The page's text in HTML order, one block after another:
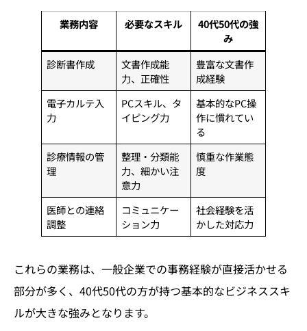
業務内容 必要なスキル
40代50代の強
み
診断書作成
文書作成能
力、正確性
豊富な文書作
成経験
電子カルテ入
力
PCスキル、タ
イピング力
基本的なPC操
作に慣れてい
る
診療情報の管
理
整理・分類能
力、細かい注
意力
慎重な作業態
度
医師との連絡
調整
コミュニケー
ション力
社会経験を活
かした対応力
これらの業務は、一般企業での事務経験が直接活かせる
部分が多く、40代50代の方が持つ基本的なビジネススキ
ルが大きな強みとなります。